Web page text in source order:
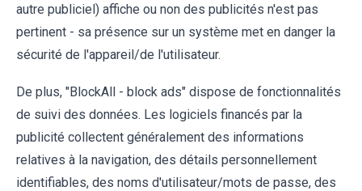
autre publiciel) affiche ou non des publicités n'est pas
pertinent - sa présence sur un système met en danger la
sécurité de l'appareil/de l'utilisateur.
De plus, "BlockAll - block ads" dispose de fonctionnalités
de suivi des données. Les logiciels financés par la
publicité collectent généralement des informations
relatives à la navigation, des détails personnellement
identifiables, des noms d'utilisateur/mots de passe, des